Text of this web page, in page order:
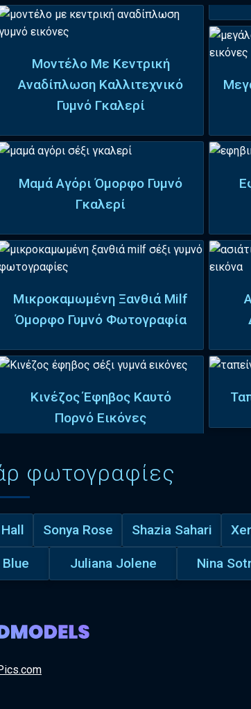
Μοντέλο Με Κεντρική
Αναδίπλωση Καλλιτεχνικό
Γυμνό Γκαλερί
Μαμά Αγόρι Όμορφο Γυμνό
Γκαλερί
Μικροκαμωμένη Ξανθιά Milf
Όμορφο Γυμνό Φωτογραφία
Κινέζος Έφηβος Καυτό
Πορνό Εικόνες
φωτογραφίες
Sonya Rose Shazia Sahari
Juliana Jolene Nina